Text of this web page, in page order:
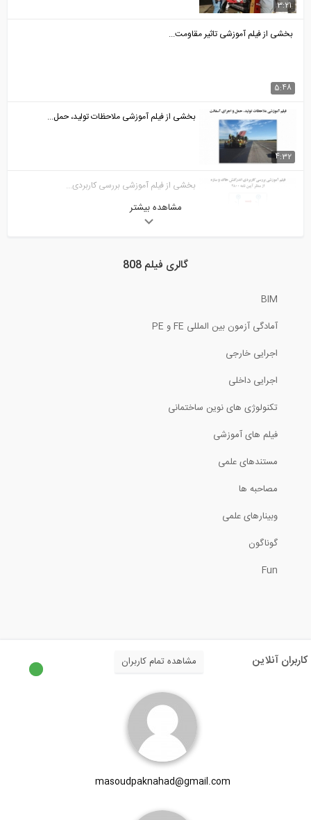
3:21
5:48
بخشی از فیلم آموزشی تاثیر مقاومت...
4:32
بخشی از فیلم آموزشی ملاحظات تولید، حمل...
بخشی از فیلم آموزشی بررسی کاربردی...
بخشی از فیلم آموزش مدلسازی اتصالات...
قسمت...
Modeling...
بخشی از فیلم آموزشی مدل سازی جامع تیر...
مشاهده بیشتر
گالری فیلم 808
BIM
آمادگی آزمون بین المللی FE و PE
اجرایی خارجی
اجرایی داخلی
تکنولوژی های نوین ساختمانی
فیلم های آموزشی
مستندهای علمی
مصاحبه ها
وبینارهای علمی
گوناگون
Fun
کاربران آنلاین مشاهده تمام کاربران
masoudpaknahad@gmail.com